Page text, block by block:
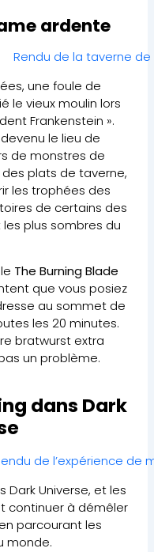
ardente
une foule de
le vieux moulin lors
Frankenstein ».
le lieu de
de monstres de
des plats de taverne,
les trophées des
de certains des
plus sombres du
The Burning Blade
que vous posiez
au sommet de
les 20 minutes.
bratwurst extra
un problème.
dans Dark
Dark Universe, et les
continuer à démêler
parcourant les
monde.